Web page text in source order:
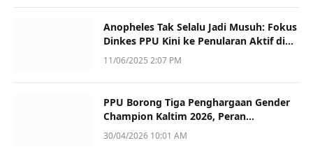
Anopheles Tak Selalu Jadi Musuh: Fokus
Dinkes PPU Kini ke Penularan Aktif di
Sotek
11/06/2025 2:07 PM
PPU Borong Tiga Penghargaan Gender
Champion Kaltim 2026, Peran
Perempuan Jadi Sorotan
30/04/2026 10:01 AM